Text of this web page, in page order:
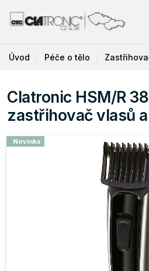
Úvod Péče o tělo
Clatronic HSM/R
zastřihovač vlasů
Novinka